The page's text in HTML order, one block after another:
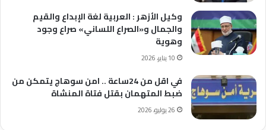
وكيل الأزهر : العربية لغة الإبداع والقيم
والجمال و«الصراع اللساني» صراع وجود
وهوية
10 يناير، 2026
في اقل من 24ساعة .. امن سوهاج يتمكن من
ضبط المتهمان بقتل فتاة المنشاة
26 يوليو، 2026